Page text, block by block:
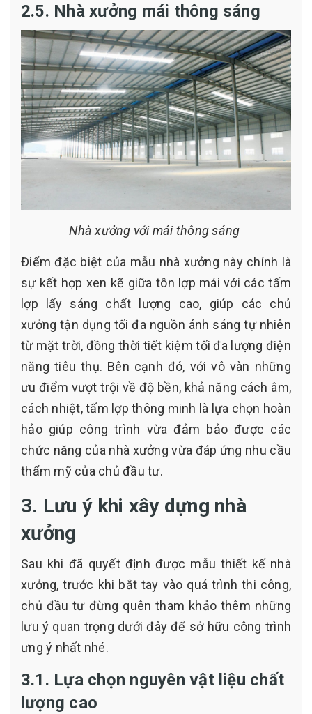
2.5. Nhà xưởng mái thông sáng
Nhà xưởng với mái thông sáng
Điểm đặc biệt của mẫu nhà xưởng này chính là
sự kết hợp xen kẽ giữa tôn lợp mái với các tấm
lợp lấy sáng chất lượng cao, giúp các chủ
xưởng tận dụng tối đa nguồn ánh sáng tự nhiên
từ mặt trời, đồng thời tiết kiệm tối đa lượng điện
năng tiêu thụ. Bên cạnh đó, với vô vàn những
ưu điểm vượt trội về độ bền, khả năng cách âm,
cách nhiệt, tấm lợp thông minh là lựa chọn hoàn
hảo giúp công trình vừa đảm bảo được các
chức năng của nhà xưởng vừa đáp ứng nhu cầu
thẩm mỹ của chủ đầu tư.
3. Lưu ý khi xây dựng nhà
xưởng
Sau khi đã quyết định được mẫu thiết kế nhà
xưởng, trước khi bắt tay vào quá trình thi công,
chủ đầu tư đừng quên tham khảo thêm những
lưu ý quan trọng dưới đây để sở hữu công trình
ưng ý nhất nhé.
3.1. Lựa chọn nguyên vật liệu chất
lượng cao